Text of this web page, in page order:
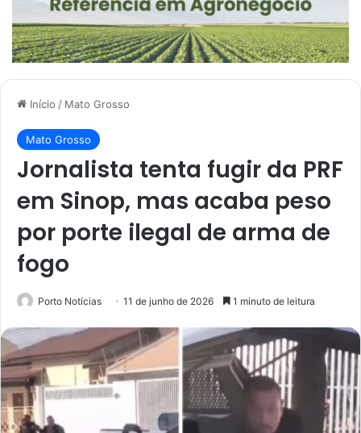
Início / Mato Grosso
Mato Grosso
Jornalista tenta fugir da PRF
em Sinop, mas acaba peso
por porte ilegal de arma de
fogo
Porto Notícias 11 de junho de 2026 1 minuto de leitura